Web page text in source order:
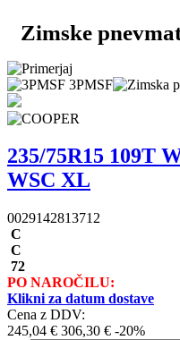
Zimske
3PMSF
235/75R15 109T
WSC XL
0029142813712
C
C
72
PO NAROČILU:
Klikni za datum dostave
Cena z DDV:
245,04 € 306,30 € -20%